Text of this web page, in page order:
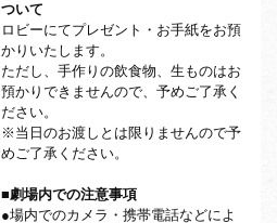
ついて
ロビーにてプレゼント・お手紙をお預
かりいたします。
ただし、手作りの飲食物、生ものはお
預かりできませんので、予めご了承く
ださい。
※当日のお渡しとは限りませんので予
めご了承ください。
■劇場内での注意事項
●場内でのカメラ・携帯電話などによ